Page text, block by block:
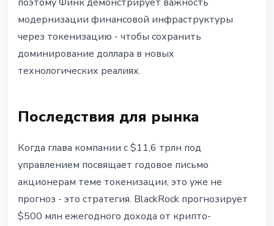
поэтому Финк демонстрирует важность
модернизации финансовой инфраструктуры
через токенизацию - чтобы сохранить
доминирование доллара в новых
технологических реалиях.
Последствия для рынка
Когда глава компании с $11,6 трлн под
управлением посвящает годовое письмо
акционерам теме токенизации, это уже не
прогноз - это стратегия. BlackRock прогнозирует
$500 млн ежегодного дохода от крипто-